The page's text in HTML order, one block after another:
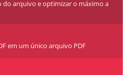
do arquivo e optimizar o máximo a
em um único arquivo PDF